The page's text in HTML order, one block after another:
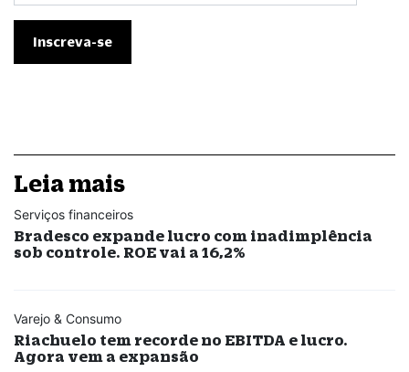
Leia mais
Serviços financeiros
Bradesco expande lucro com inadimplência
sob controle. ROE vai a 16,2%
Varejo & Consumo
Riachuelo tem recorde no EBITDA e lucro.
Agora vem a expansão